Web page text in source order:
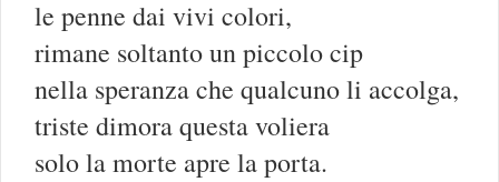
le penne dai vivi colori,
rimane soltanto un piccolo cip
nella speranza che qualcuno li accolga,
triste dimora questa voliera
solo la morte apre la porta.